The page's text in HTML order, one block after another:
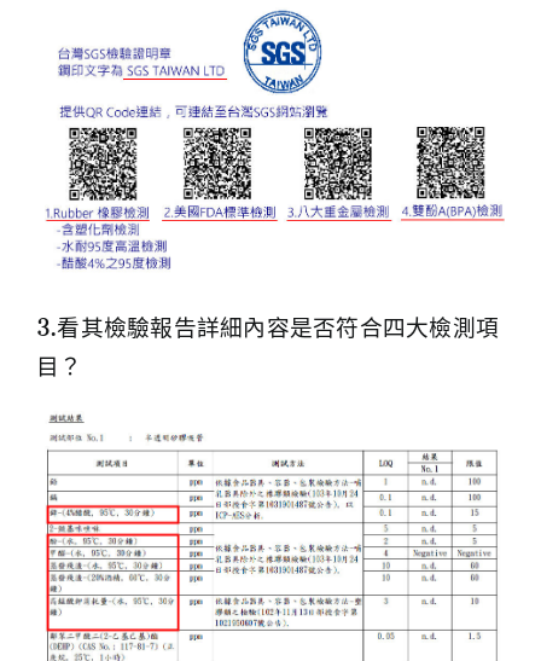
3.看其檢驗報告詳細內容是否符合四大檢測項
目？